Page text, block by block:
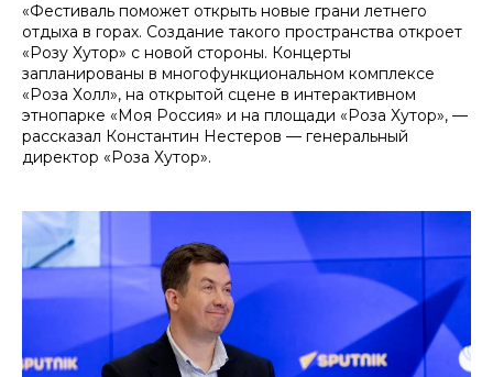
«Фестиваль поможет открыть новые грани летнего
отдыха в горах. Создание такого пространства откроет
«Розу Хутор» с новой стороны. Концерты
запланированы в многофункциональном комплексе
«Роза Холл», на открытой сцене в интерактивном
этнопарке «Моя Россия» и на площади «Роза Хутор», —
рассказал Константин Нестеров — генеральный
директор «Роза Хутор».